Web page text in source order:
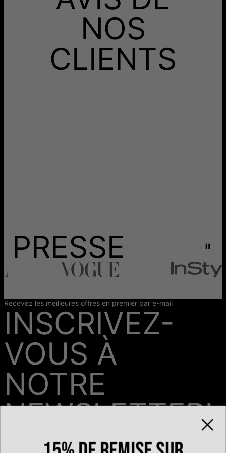
Recevez-le avant
août
Les délais mentionnés comprennent le temps de
production.
NOS
CLIENTS
PRESSE
Recevez les meilleures offres en premier par e-mail
INSCRIVEZ-
VOUS À
NOTRE
NEWSLETTER!